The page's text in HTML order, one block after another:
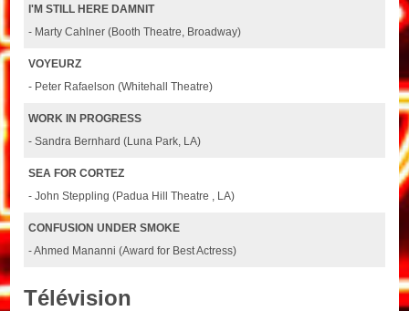
I'M STILL HERE DAMNIT
- Marty Cahlner (Booth Theatre, Broadway)
VOYEURZ
- Peter Rafaelson (Whitehall Theatre)
WORK IN PROGRESS
- Sandra Bernhard (Luna Park, LA)
SEA FOR CORTEZ
- John Steppling (Padua Hill Theatre , LA)
CONFUSION UNDER SMOKE
- Ahmed Mananni (Award for Best Actress)
Télévision